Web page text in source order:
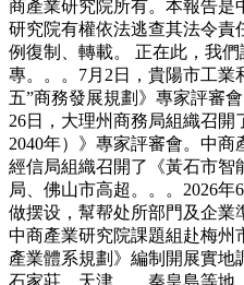
商產業研究院所有。本報告是
研究院有權依法逃查其法令責
例復制、轉載。 正在此，我
專。。。7月2日，貴陽市工業
五”商務發展規劃》專家評審
26日，大理州商務局組織召開
2040年）》專家評審會。中
經信局組織召開了《黃石市智
局、佛山市高超。。。2026
做摆设，幫帮处所部門及企業
中商產業研究院課題組赴梅州
產業體系規劃》編制開展實
石家莊、天津、、秦皇島等地